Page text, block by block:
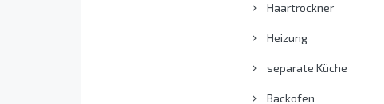
Haartrockner
Heizung
separate Küche
Backofen